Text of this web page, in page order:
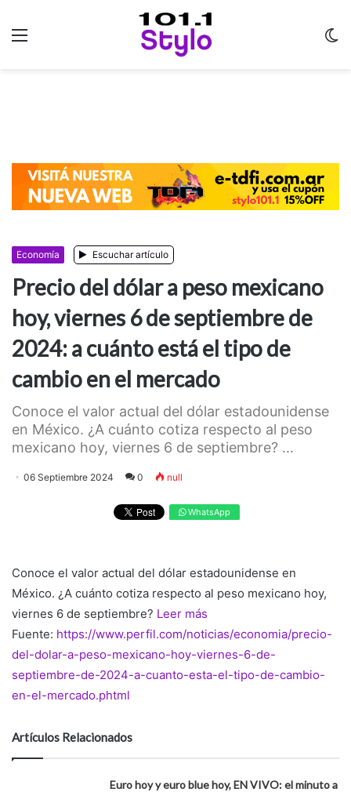
Economía Escuchar artículo
Precio del dólar a peso mexicano
hoy, viernes 6 de septiembre de
2024: a cuánto está el tipo de
cambio en el mercado
Conoce el valor actual del dólar estadounidense
en México. ¿A cuánto cotiza respecto al peso
mexicano hoy, viernes 6 de septiembre? ...
06 Septiembre 2024 0 null
WhatsApp
Conoce el valor actual del dólar estadounidense en
México. ¿A cuánto cotiza respecto al peso mexicano hoy,
viernes 6 de septiembre? Leer más
Fuente: https://www.perfil.com/noticias/economia/precio-
del-dolar-a-peso-mexicano-hoy-viernes-6-de-
septiembre-de-2024-a-cuanto-esta-el-tipo-de-cambio-
en-el-mercado.phtml
Artículos Relacionados
Euro hoy y euro blue hoy, EN VIVO: el minuto a